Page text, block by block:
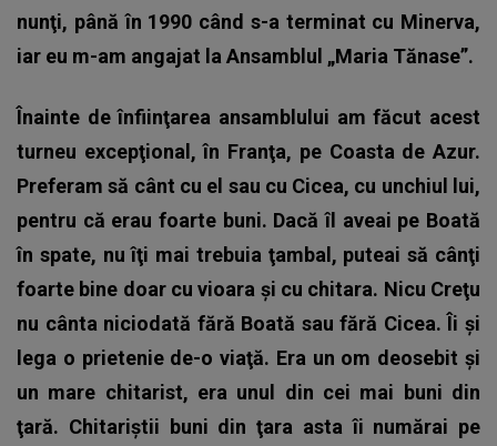
nunţi, până în 1990 când s-a terminat cu Minerva,
iar eu m-am angajat la Ansamblul „Maria Tănase”.
Înainte de înfiinţarea ansamblului am făcut acest
turneu excepţional, în Franţa, pe Coasta de Azur.
Preferam să cânt cu el sau cu Cicea, cu unchiul lui,
pentru că erau foarte buni. Dacă îl aveai pe Boată
în spate, nu îţi mai trebuia ţambal, puteai să cânţi
foarte bine doar cu vioara şi cu chitara. Nicu Creţu
nu cânta niciodată fără Boată sau fără Cicea. Îi şi
lega o prietenie de-o viaţă. Era un om deosebit şi
un mare chitarist, era unul din cei mai buni din
ţară. Chitariştii buni din ţara asta îi numărai pe